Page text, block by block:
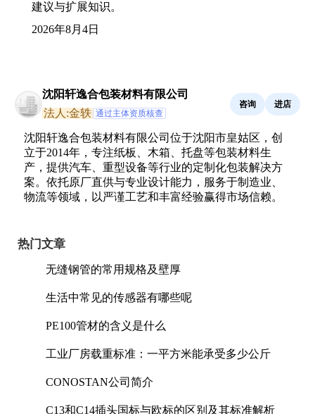
建议与扩展知识。
2026年8月4日
沈阳轩逸合包装材料有限公司
法人:金轶 通过主体资质核查
咨询 进店
沈阳轩逸合包装材料有限公司位于沈阳市皇姑区，创
立于2014年，专注纸板、木箱、托盘等包装材料生
产，提供汽车、重型设备等行业的定制化包装解决方
案。依托原厂直供与专业设计能力，服务于制造业、
物流等领域，以严谨工艺和丰富经验赢得市场信赖。
热门文章
无缝钢管的常用规格及壁厚
生活中常见的传感器有哪些呢
PE100管材的含义是什么
工业厂房载重标准：一平方米能承受多少公斤
CONOSTAN公司简介
C13和C14插头国标与欧标的区别及其标准解析